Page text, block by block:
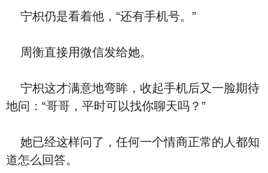
宁枳仍是看着他，“还有手机号。”
周衡直接用微信发给她。
宁枳这才满意地弯眸，收起手机后又一脸期待
地问：“哥哥，平时可以找你聊天吗？”
她已经这样问了，任何一个情商正常的人都知
道怎么回答。